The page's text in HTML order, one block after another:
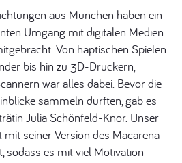
aus München haben ein
Umgang mit digitalen Medien
Von haptischen Spielen
bis hin zu 3D-Druckern,
war alles dabei. Bevor die
sammeln durften, gab es
Julia Schönfeld-Knor. Unser
mit seiner Version des Macarena-
sodass es mit viel Motivation